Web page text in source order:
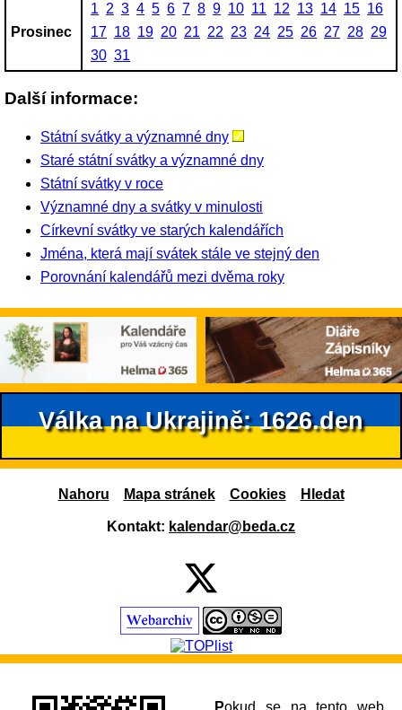
Prosinec
1 2 3 4 5 6 7 8 9 10 11 12 13 14 15 16
17 18 19 20 21 22 23 24 25 26 27 28 29
30 31
Další informace:
Státní svátky a významné dny
Staré státní svátky a významné dny
Státní svátky v roce
Významné dny a svátky v minulosti
Církevní svátky ve starých kalendářích
Jména, která mají svátek stále ve stejný den
Porovnání kalendářů mezi dvěma roky
Válka na Ukrajině: 1626.den
Nahoru Mapa stránek Cookies Hledat
Kontakt: kalendar@beda.cz
Pokud se na tento web